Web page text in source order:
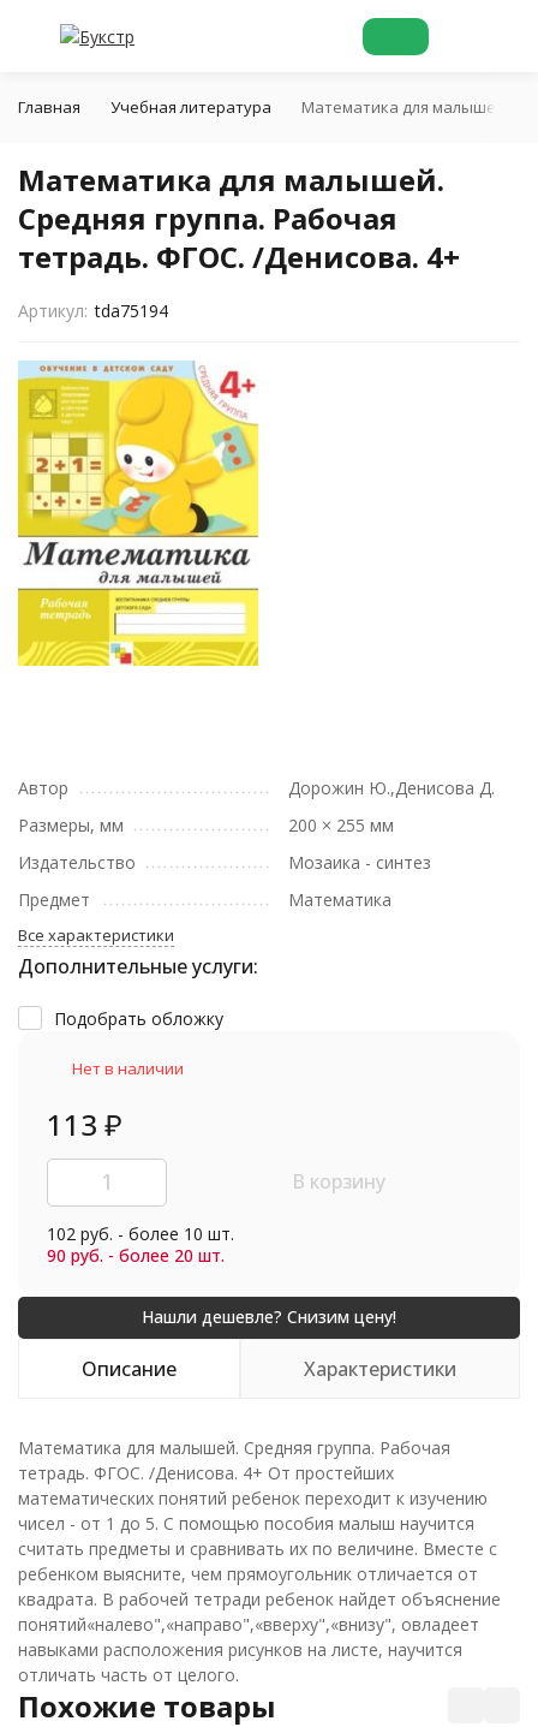
Главная Учебная литература Математика для малышей.
Математика для малышей.
Средняя группа. Рабочая
тетрадь. ФГОС. /Денисова. 4+
Артикул: tda75194
Автор
Дорожин Ю.,Денисова Д.
Размеры, мм
200 × 255 мм
Издательство
Мозаика - синтез
Предмет
Математика
Все характеристики
Дополнительные услуги:
Подобрать обложку
Нет в наличии
113 ₽
В корзину
102 руб. - более 10 шт.
90 руб. - более 20 шт.
Описание Характеристики
Математика для малышей. Средняя группа. Рабочая
тетрадь. ФГОС. /Денисова. 4+ От простейших
математических понятий ребенок переходит к изучению
чисел - от 1 до 5. С помощью пособия малыш научится
считать предметы и сравнивать их по величине. Вместе с
ребенком выясните, чем прямоугольник отличается от
квадрата. В рабочей тетради ребенок найдет объяснение
понятий«налево",«направо",«вверху",«внизу", овладеет
навыками расположения рисунков на листе, научится
отличать часть от целого.
Похожие товары